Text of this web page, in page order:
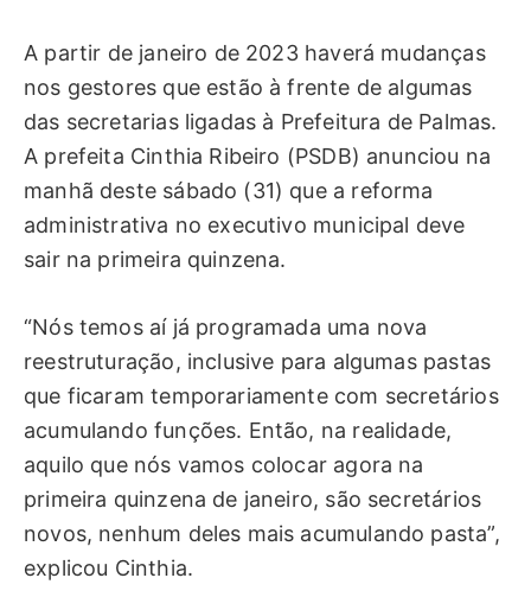
A partir de janeiro de 2023 haverá mudanças
nos gestores que estão à frente de algumas
das secretarias ligadas à Prefeitura de Palmas.
A prefeita Cinthia Ribeiro (PSDB) anunciou na
manhã deste sábado (31) que a reforma
administrativa no executivo municipal deve
sair na primeira quinzena.
“Nós temos aí já programada uma nova
reestruturação, inclusive para algumas pastas
que ficaram temporariamente com secretários
acumulando funções. Então, na realidade,
aquilo que nós vamos colocar agora na
primeira quinzena de janeiro, são secretários
novos, nenhum deles mais acumulando pasta”,
explicou Cinthia.